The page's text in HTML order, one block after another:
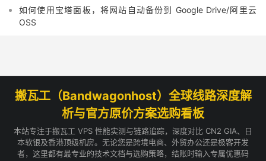
如何使用宝塔面板，将网站自动备份到 Google Drive/阿里云
OSS
搬瓦工（Bandwagonhost）全球线路深度解
析与官方原价方案选购看板
本站专注于搬瓦工 VPS 性能实测与链路追踪，深度对比 CN2 GIA、日
本软银及香港顶级机房。无论您是跨境电商、外贸办公还是极客开发
者，这里都有最专业的技术文档与选购策略，结账时输入专属优惠码